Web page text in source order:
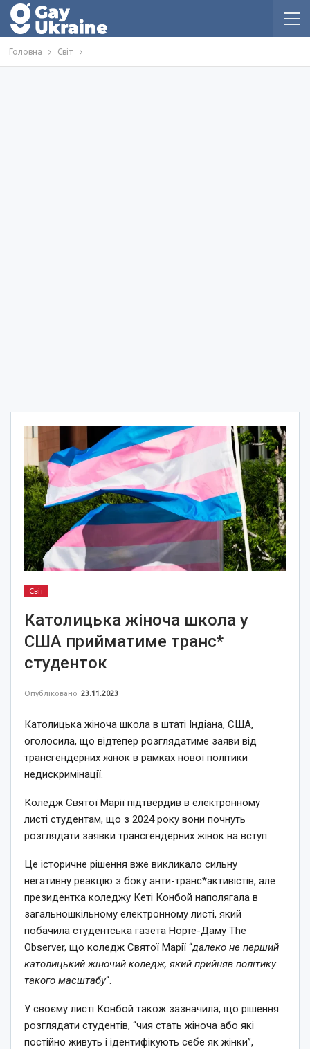
Головна Світ
Світ
Католицька жіноча школа у
США прийматиме транс*
студенток
Опубліковано 23.11.2023
Католицька жіноча школа в штаті Індіана, США,
оголосила, що відтепер розглядатиме заяви від
трансгендерних жінок в рамках нової політики
недискримінації.
Коледж Святої Марії підтвердив в електронному
листі студентам, що з 2024 року вони почнуть
розглядати заявки трансгендерних жінок на вступ.
Це історичне рішення вже викликало сильну
негативну реакцію з боку анти-транс*активістів, але
президентка коледжу Кеті Конбой наполягала в
загальношкільному електронному листі, який
побачила студентська газета Норте-Даму The
Observer, що коледж Святої Марії “далеко не перший
католицький жіночий коледж, який прийняв політику
такого масштабу“.
У своєму листі Конбой також зазначила, що рішення
розглядати студентів, “чия стать жіноча або які
постійно живуть і ідентифікують себе як жінки”,